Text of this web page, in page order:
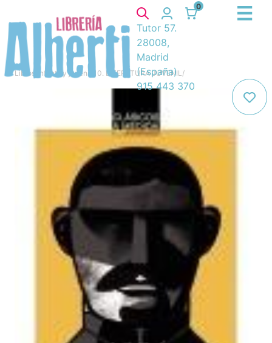
0
Tutor 57.
28008,
Madrid
(España)
915 443 370
Libros Infantil y juvenil 10. LITERATURA JUVENIL/